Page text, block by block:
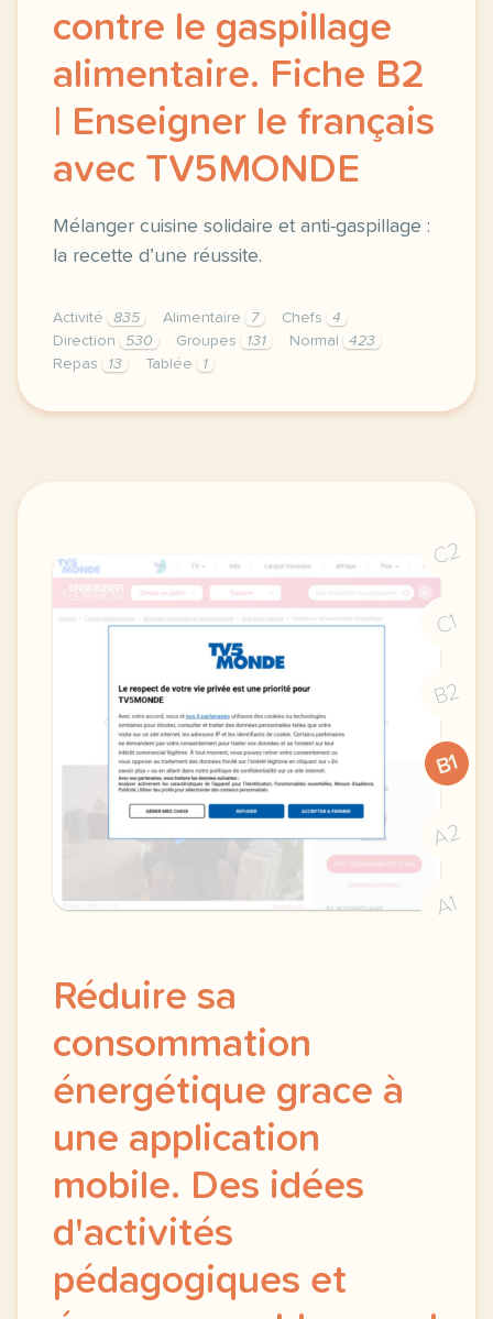
contre le gaspillage
alimentaire. Fiche B2
| Enseigner le français
avec TV5MONDE
Mélanger cuisine solidaire et anti-gaspillage :
la recette d’une réussite.
Activité 835 Alimentaire 7 Chefs
4
Direction
530 Groupes 131 Normal
423
Repas
13 Tablée 1
didomi host didomi components button cursor
C2
C1
B2
B1
A2
A1
Réduire sa
consommation
énergétique grace à
une application
mobile. Des idées
d'activités
pédagogiques et